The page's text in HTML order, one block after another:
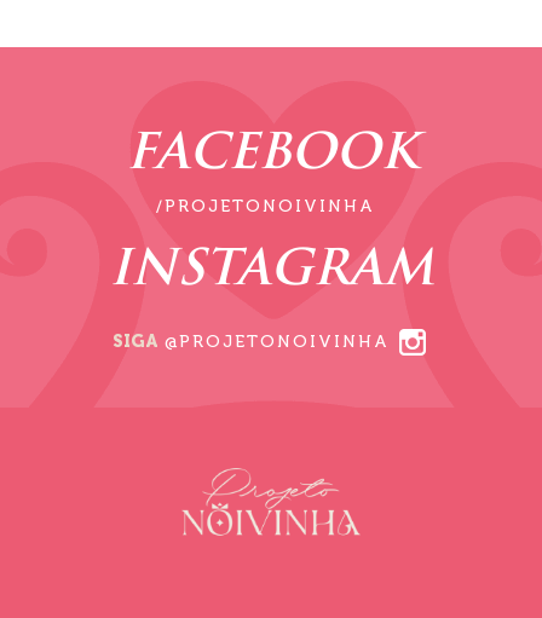
FACEBOOK
/PROJETONOIVINHA
INSTAGRAM
SIGA @PROJETONOIVINHA